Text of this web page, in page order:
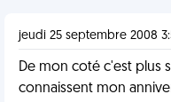
jeudi 25 septembre 2008
De mon coté c'est plus
connaissent mon